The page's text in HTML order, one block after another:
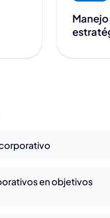
en objetivos